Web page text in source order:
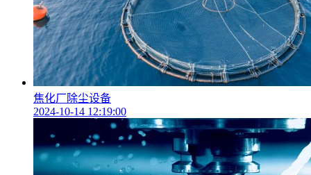
焦化厂除尘设备
2024-10-14 12:19:00